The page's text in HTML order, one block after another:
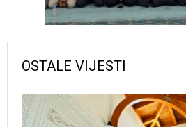
OSTALE VIJESTI